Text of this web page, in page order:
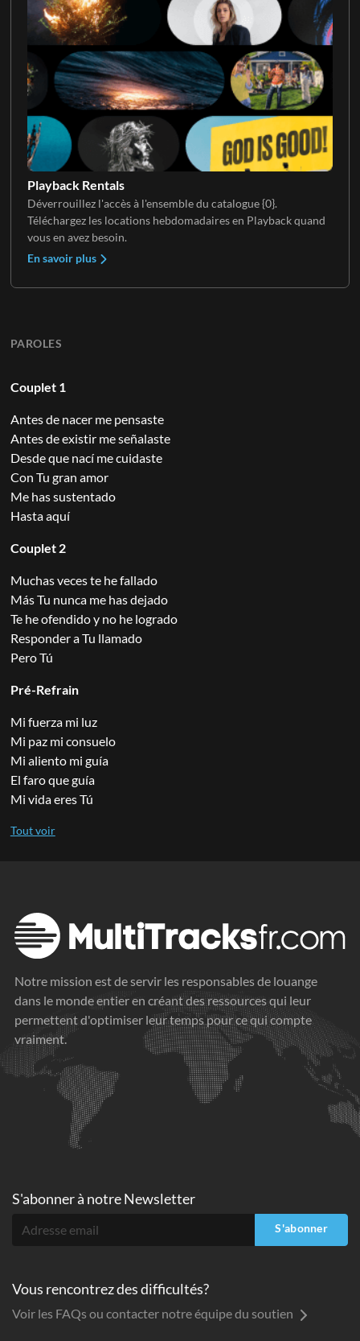
Playback Rentals
Déverrouillez l'accès à l'ensemble du catalogue {0}.
Téléchargez les locations hebdomadaires en Playback quand
vous en avez besoin.
En savoir plus
PAROLES
Couplet 1
Antes de nacer me pensaste
Antes de existir me señalaste
Desde que nací me cuidaste
Con Tu gran amor
Me has sustentado
Hasta aquí
Couplet 2
Muchas veces te he fallado
Más Tu nunca me has dejado
Te he ofendido y no he logrado
Responder a Tu llamado
Pero Tú
Pré-Refrain
Mi fuerza mi luz
Mi paz mi consuelo
Mi aliento mi guía
El faro que guía
Mi vida eres Tú
Notre mission est de servir les responsables de louange
dans le monde entier en créant des ressources qui leur
permettent d'optimiser leur temps pour ce qui compte
vraiment.
S'abonner à notre Newsletter
S'abonner
Vous rencontrez des difficultés?
Voir les FAQs ou contacter notre équipe du soutien